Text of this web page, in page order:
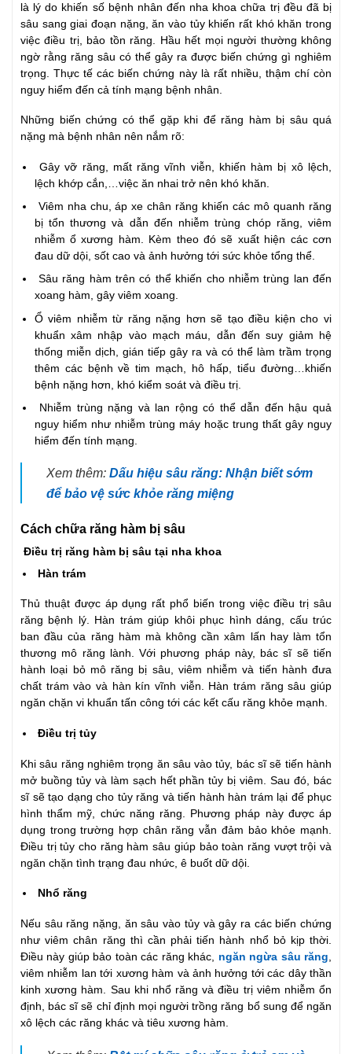
là lý do khiến số bệnh nhân đến nha khoa chữa trị đều đã bị
sâu sang giai đoạn nặng, ăn vào tủy khiến rất khó khăn trong
việc điều trị, bảo tồn răng. Hầu hết mọi người thường không
ngờ rằng răng sâu có thể gây ra được biến chứng gì nghiêm
trọng. Thực tế các biến chứng này là rất nhiều, thậm chí còn
nguy hiểm đến cả tính mạng bệnh nhân.
Những biến chứng có thể gặp khi để răng hàm bị sâu quá
nặng mà bệnh nhân nên nắm rõ:
Gây vỡ răng, mất răng vĩnh viễn, khiến hàm bị xô lệch,
lệch khớp cắn,…việc ăn nhai trở nên khó khăn.
Viêm nha chu, áp xe chân răng khiến các mô quanh răng
bị tổn thương và dẫn đến nhiễm trùng chóp răng, viêm
nhiễm ổ xương hàm. Kèm theo đó sẽ xuất hiện các cơn
đau dữ dội, sốt cao và ảnh hưởng tới sức khỏe tổng thể.
Sâu răng hàm trên có thể khiến cho nhiễm trùng lan đến
xoang hàm, gây viêm xoang.
Ổ viêm nhiễm từ răng nặng hơn sẽ tạo điều kiện cho vi
khuẩn xâm nhập vào mạch máu, dẫn đến suy giảm hệ
thống miễn dịch, gián tiếp gây ra và có thể làm trầm trọng
thêm các bệnh về tim mạch, hô hấp, tiểu đường…khiến
bệnh nặng hơn, khó kiểm soát và điều trị.
Nhiễm trùng nặng và lan rộng có thể dẫn đến hậu quả
nguy hiểm như nhiễm trùng máy hoặc trung thất gây nguy
hiểm đến tính mạng.
Xem thêm: Dấu hiệu sâu răng: Nhận biết sớm
để bảo vệ sức khỏe răng miệng
Cách chữa răng hàm bị sâu
Điều trị răng hàm bị sâu tại nha khoa
Hàn trám
Thủ thuật được áp dụng rất phổ biến trong việc điều trị sâu
răng bệnh lý. Hàn trám giúp khôi phục hình dáng, cấu trúc
ban đầu của răng hàm mà không cần xâm lấn hay làm tổn
thương mô răng lành. Với phương pháp này, bác sĩ sẽ tiến
hành loại bỏ mô răng bị sâu, viêm nhiễm và tiến hành đưa
chất trám vào và hàn kín vĩnh viễn. Hàn trám răng sâu giúp
ngăn chặn vi khuẩn tấn công tới các kết cấu răng khỏe mạnh.
Điều trị tủy
Khi sâu răng nghiêm trọng ăn sâu vào tủy, bác sĩ sẽ tiến hành
mở buồng tủy và làm sạch hết phần tủy bị viêm. Sau đó, bác
sĩ sẽ tạo dạng cho tủy răng và tiến hành hàn trám lại để phục
hình thẩm mỹ, chức năng răng. Phương pháp này được áp
dụng trong trường hợp chân răng vẫn đảm bảo khỏe mạnh.
Điều trị tủy cho răng hàm sâu giúp bảo toàn răng vượt trội và
ngăn chặn tình trạng đau nhức, ê buốt dữ dội.
Nhổ răng
Nếu sâu răng nặng, ăn sâu vào tủy và gây ra các biến chứng
như viêm chân răng thì cần phải tiến hành nhổ bỏ kịp thời.
Điều này giúp bảo toàn các răng khác,
ngăn ngừa sâu răng
viêm nhiễm lan tới xương hàm và ảnh hưởng tới các dây thần
kinh xương hàm. Sau khi nhổ răng và điều trị viêm nhiễm ổn
định, bác sĩ sẽ chỉ định mọi người trồng răng bổ sung để ngăn
xô lệch các răng khác và tiêu xương hàm.